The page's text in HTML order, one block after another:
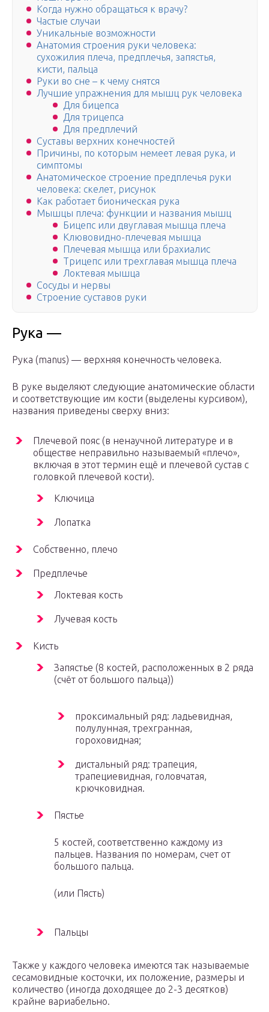
Когда нужно обращаться к врачу?
Частые случаи
Уникальные возможности
Анатомия строения руки человека:
сухожилия плеча, предплечья, запястья,
кисти, пальца
Руки во сне – к чему снятся
Лучшие упражнения для мышц рук человека
Для бицепса
Для трицепса
Для предплечий
Суставы верхних конечностей
Причины, по которым немеет левая рука, и
симптомы
Анатомическое строение предплечья руки
человека: скелет, рисунок
Как работает бионическая рука
Мышцы плеча: функции и названия мышц
Бицепс или двуглавая мышца плеча
Клювовидно-плечевая мышца
Плечевая мышца или брахиалис
Трицепс или трехглавая мышца плеча
Локтевая мышца
Сосуды и нервы
Строение суставов руки
Рука —
Рука (manus) — верхняя конечность человека.
В руке выделяют следующие анатомические области
и соответствующие им кости (выделены курсивом),
названия приведены сверху вниз:
Плечевой пояс (в ненаучной литературе и в
обществе неправильно называемый «плечо»,
включая в этот термин ещё и плечевой сустав с
головкой плечевой кости).
Ключица
Лопатка
Собственно, плечо
Предплечье
Локтевая кость
Лучевая кость
Кисть
Запястье (8 костей, расположенных в 2 ряда
(счёт от большого пальца))
проксимальный ряд: ладьевидная,
полулунная, трехгранная,
гороховидная;
дистальный ряд: трапеция,
трапециевидная, головчатая,
крючковидная.
Пястье
5 костей, соответственно каждому из
пальцев. Названия по номерам, счет от
большого пальца.
(или Пясть)
Пальцы
Также у каждого человека имеются так называемые
сесамовидные косточки, их положение, размеры и
количество (иногда доходящее до 2-3 десятков)
крайне вариабельно.